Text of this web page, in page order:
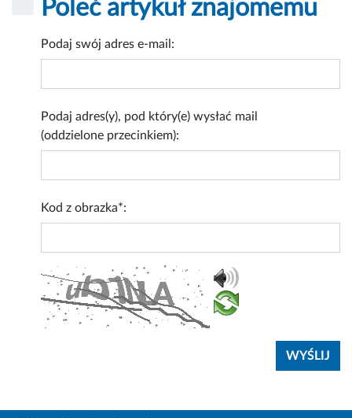
Poleć artykuł znajomemu
Podaj swój adres e-mail:
Podaj adres(y), pod który(e) wysłać mail
(oddzielone przecinkiem):
Kod z obrazka*: